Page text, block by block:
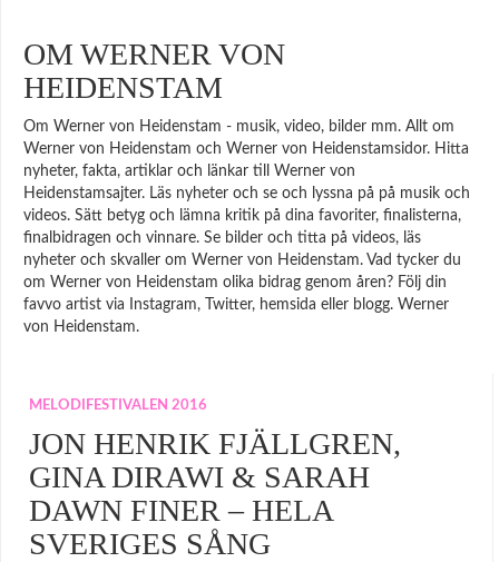
OM WERNER VON
HEIDENSTAM
Om Werner von Heidenstam - musik, video, bilder mm. Allt om
Werner von Heidenstam och Werner von Heidenstamsidor. Hitta
nyheter, fakta, artiklar och länkar till Werner von
Heidenstamsajter. Läs nyheter och se och lyssna på på musik och
videos. Sätt betyg och lämna kritik på dina favoriter, finalisterna,
finalbidragen och vinnare. Se bilder och titta på videos, läs
nyheter och skvaller om Werner von Heidenstam. Vad tycker du
om Werner von Heidenstam olika bidrag genom åren? Följ din
favvo artist via Instagram, Twitter, hemsida eller blogg. Werner
von Heidenstam.
MELODIFESTIVALEN 2016
JON HENRIK FJÄLLGREN,
GINA DIRAWI & SARAH
DAWN FINER – HELA
SVERIGES SÅNG